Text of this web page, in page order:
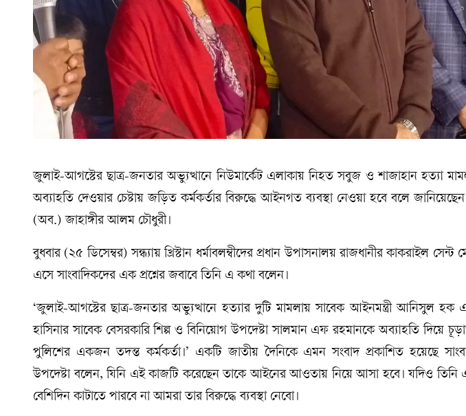
জুলাই-আগস্টের ছাত্র-জনতার অভ্যুত্থানে নিউমার্কেট এলাকায় নিহত সবুজ ও শাজাহান হত্যা
অব্যাহতি দেওয়ার চেষ্টায় জড়িত কর্মকর্তার বিরুদ্ধে আইনগত ব্যবস্থা নেওয়া হবে বলে জানিয়েছেন
(অব.) জাহাঙ্গীর আলম চৌধুরী।
বুধবার (২৫ ডিসেম্বর) সন্ধ্যায় খ্রিস্টান ধর্মাবলম্বীদের প্রধান উপাসনালয় রাজধানীর কাকরাইল সেন্ট
এসে সাংবাদিকদের এক প্রশ্নের জবাবে তিনি এ কথা বলেন।
‘জুলাই-আগস্টের ছাত্র-জনতার অভ্যুত্থানে হত্যার দুটি মামলায় সাবেক আইনমন্ত্রী আনিসুল হক
হাসিনার সাবেক বেসরকারি শিল্প ও বিনিয়োগ উপদেষ্টা সালমান এফ রহমানকে অব্যাহতি দিয়ে
পুলিশের একজন তদন্ত কর্মকর্তা।’ একটি জাতীয় দৈনিকে এমন সংবাদ প্রকাশিত হয়েছে
উপদেষ্টা বলেন, যিনি এই কাজটি করেছেন তাকে আইনের আওতায় নিয়ে আসা হবে। যদিও
বেশিদিন কাটাতে পারবে না আমরা তার বিরুদ্ধে ব্যবস্থা নেবো।